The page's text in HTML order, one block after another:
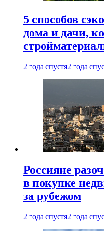
5 способов
дома и дачи,
2 года спустя2 года
Россияне
в покупке
за рубежом
2 года спустя2 года